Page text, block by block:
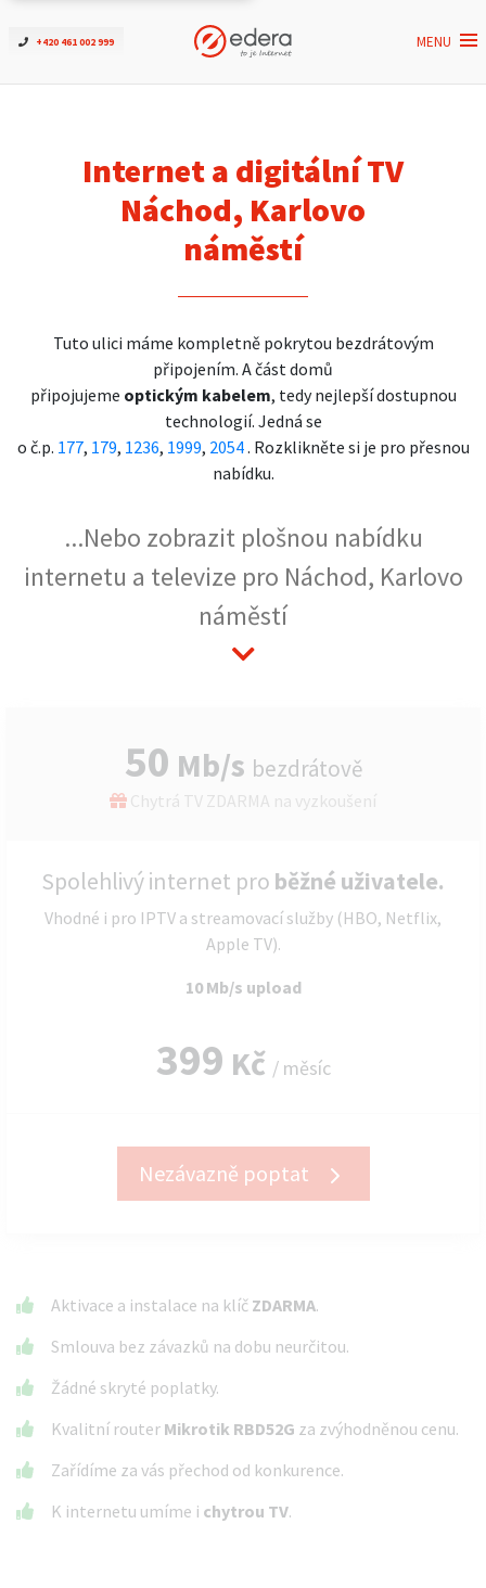
+420 461 002 999 MENU
Ověřit dostupnost
ČEZNET TV
Kontakt
Internet a digitální TV
Náchod, Karlovo
náměstí
Tuto ulici máme kompletně pokrytou bezdrátovým
připojením. A část domů
připojujeme optickým kabelem, tedy nejlepší dostupnou
technologií. Jedná se
o č.p. 177, 179, 1236, 1999, 2054. Rozklikněte si je pro přesnou
nabídku.
...Nebo zobrazit plošnou nabídku
internetu a televize pro Náchod, Karlovo
náměstí
50 Mb/s bezdrátově
Chytrá TV ZDARMA na vyzkoušení
Spolehlivý internet pro běžné uživatele.
Vhodné i pro IPTV a streamovací služby (HBO, Netflix,
Apple TV).
10 Mb/s upload
399 Kč / měsíc
Nezávazně poptat
Aktivace a instalace na klíč ZDARMA.
Smlouva bez závazků na dobu neurčitou.
Žádné skryté poplatky.
Kvalitní router Mikrotik RBD52G za zvýhodněnou cenu.
Zařídíme za vás přechod od konkurence.
K internetu umíme i chytrou TV.